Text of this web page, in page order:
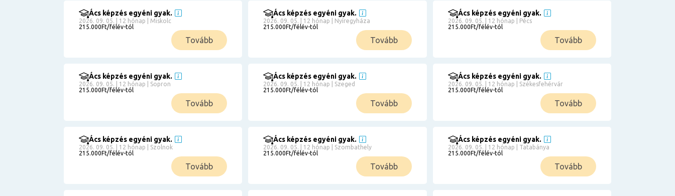
Ács képzés egyéni gyak.
2026. 09. 05. | 12 hónap | Miskolc
215.000Ft/félév-tól
Tovább
Ács képzés egyéni gyak.
2026. 09. 05. | 12 hónap | Nyíregyháza
215.000Ft/félév-tól
Tovább
Ács képzés egyéni gyak.
2026. 09. 05. | 12 hónap | Pécs
215.000Ft/félév-tól
Tovább
Ács képzés egyéni gyak.
2026. 09. 05. | 12 hónap | Sopron
215.000Ft/félév-tól
Tovább
Ács képzés egyéni gyak.
2026. 09. 05. | 12 hónap | Szeged
215.000Ft/félév-tól
Tovább
Ács képzés egyéni gyak.
2026. 09. 05. | 12 hónap | Székesfehérvár
215.000Ft/félév-tól
Tovább
Ács képzés egyéni gyak.
2026. 09. 05. | 12 hónap | Szolnok
215.000Ft/félév-tól
Tovább
Ács képzés egyéni gyak.
2026. 09. 05. | 12 hónap | Szombathely
215.000Ft/félév-tól
Tovább
Ács képzés egyéni gyak.
2026. 09. 05. | 12 hónap | Tatabánya
215.000Ft/félév-tól
Tovább